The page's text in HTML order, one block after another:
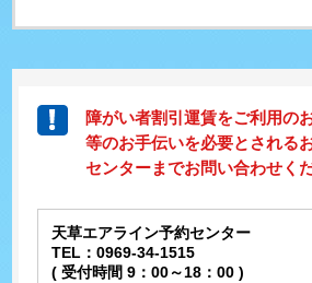
障がい者割引運賃をご利用の
等のお手伝いを必要とされる
センターまでお問い合わせくだ
天草エアライン予約センター
TEL：0969-34-1515
( 受付時間 9：00～18：00 )